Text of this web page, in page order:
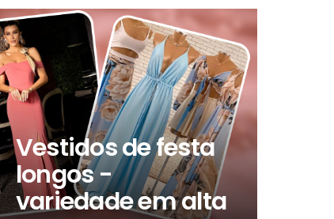
Vestidos de festa
longos -
variedade em alta